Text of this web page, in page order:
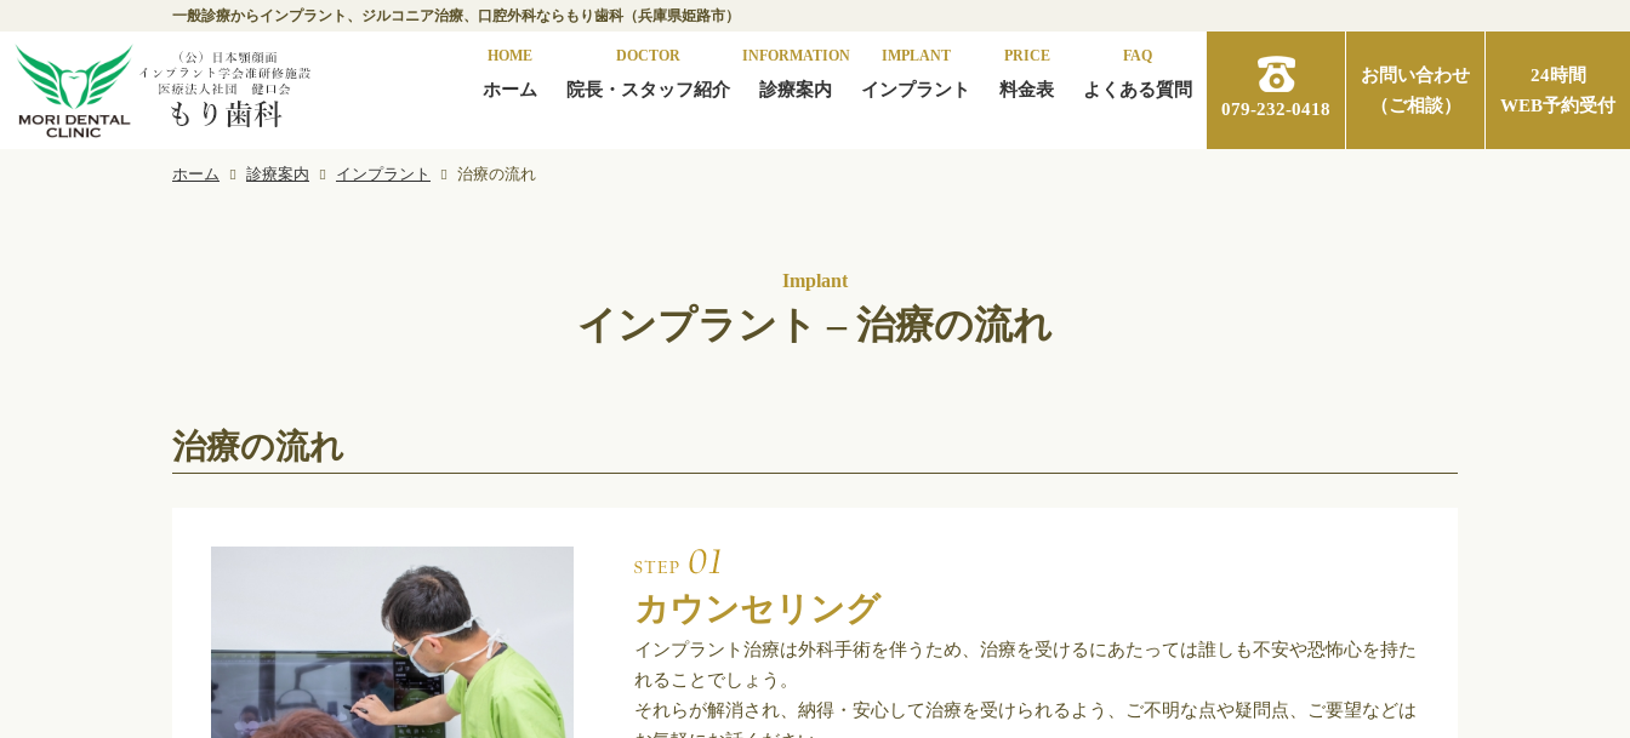
一般診療からインプラント、ジルコニア治療、口腔外科ならもり歯科（兵庫県姫路市）
HOME
ホーム
DOCTOR
院長・スタッフ紹介
INFORMATION
診療案内
IMPLANT
インプラント
PRICE
料金表
FAQ
よくある質問
079-232-0418
お問い合わせ
（ご相談）
24時間
WEB予約受付
ホーム 診療案内 インプラント 治療の流れ
Implant
インプラント – 治療の流れ
治療の流れ
カウンセリング
インプラント治療は外科手術を伴うため、治療を受けるにあたっては誰しも不安や恐怖心を持た
れることでしょう。
それらが解消され、納得・安心して治療を受けられるよう、ご不明な点や疑問点、ご要望などは